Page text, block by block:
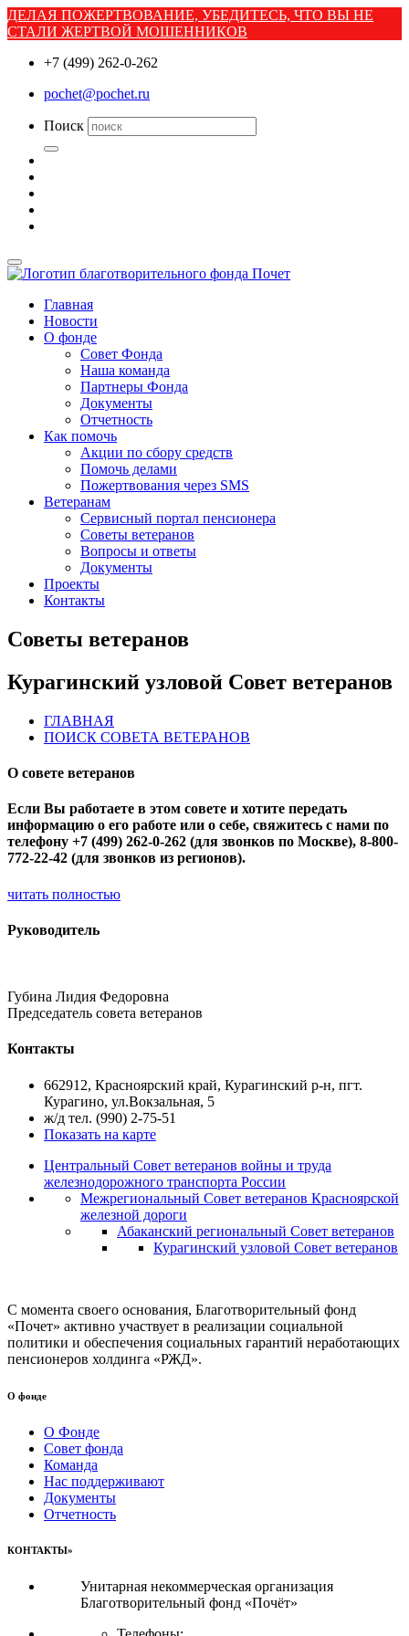
ДЕЛАЯ ПОЖЕРТВОВАНИЕ, УБЕДИТЕСЬ, ЧТО ВЫ НЕ
СТАЛИ ЖЕРТВОЙ МОШЕННИКОВ
+7 (499) 262-0-262
pochet@pochet.ru
Поиск
Главная
Новости
О фонде
Совет Фонда
Наша команда
Партнеры Фонда
Документы
Отчетность
Как помочь
Акции по сбору средств
Помочь делами
Пожертвования через SMS
Ветеранам
Сервисный портал пенсионера
Советы ветеранов
Вопросы и ответы
Документы
Проекты
Контакты
Советы ветеранов
Курагинский узловой Совет ветеранов
ГЛАВНАЯ
ПОИСК СОВЕТА ВЕТЕРАНОВ
О совете ветеранов
Если Вы работаете в этом совете и хотите передать
информацию о его работе или о себе, свяжитесь с нами по
телефону +7 (499) 262-0-262 (для звонков по Москве), 8-800-
772-22-42 (для звонков из регионов).
читать полностью
Руководитель
Губина Лидия Федоровна
Председатель совета ветеранов
Контакты
662912, Красноярский край, Курагинский р-н, пгт.
Курагино, ул.Вокзальная, 5
ж/д тел. (990) 2-75-51
Показать на карте
Центральный Совет ветеранов войны и труда
железнодорожного транспорта России
Межрегиональный Совет ветеранов Красноярской
железной дороги
Абаканский региональный Совет ветеранов
Курагинский узловой Совет ветеранов
С момента своего основания, Благотворительный фонд
«Почет» активно участвует в реализации социальной
политики и обеспечения социальных гарантий неработающих
пенсионеров холдинга «РЖД».
О фонде
О Фонде
Совет фонда
Команда
Нас поддерживают
Документы
Отчетность
КОНТАКТЫ»
Унитарная некоммерческая организация
Благотворительный фонд «Почёт»